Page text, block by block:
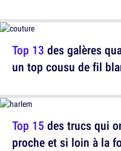
Top 13 des galères
un top cousu de fil
Top 15 des trucs qui
proche et si loin à la